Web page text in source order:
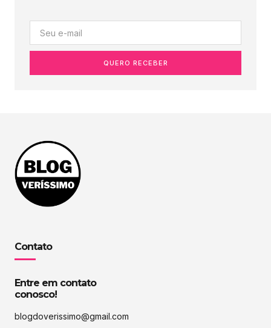
QUERO RECEBER
Contato
Entre em contato
conosco!
blogdoverissimo@gmail.com